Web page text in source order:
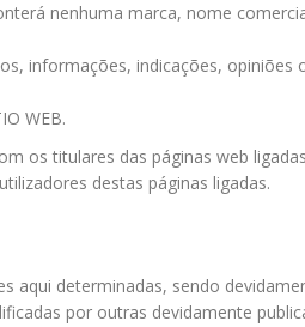
nenhuma marca, nome
informações, indicações,
WEB.
os titulares das páginas web
destas páginas ligadas.
determinadas, sendo
por outras devidamente